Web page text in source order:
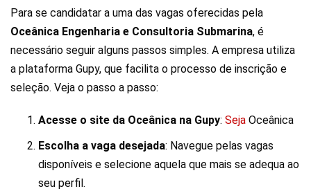
Para se candidatar a uma das vagas oferecidas pela
Oceânica Engenharia e Consultoria Submarina, é
necessário seguir alguns passos simples. A empresa utiliza
a plataforma Gupy, que facilita o processo de inscrição e
seleção. Veja o passo a passo:
Acesse o site da Oceânica na Gupy: Seja Oceânica
Escolha a vaga desejada: Navegue pelas vagas
disponíveis e selecione aquela que mais se adequa ao
seu perfil.